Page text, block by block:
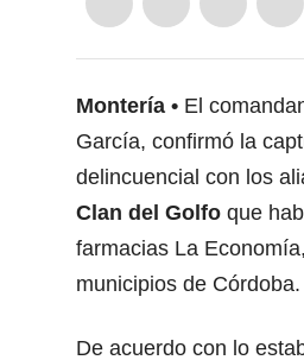
Montería
El
García, confirmó la
delincuencial con los
Clan del Golfo que
farmacias La
municipios de Córdoba.
De acuerdo con lo